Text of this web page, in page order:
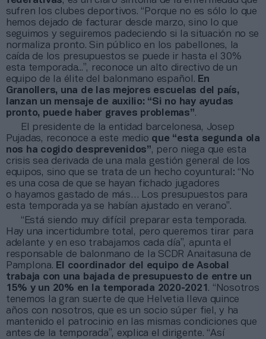
sufren los clubes deportivos. “Porque no es sólo lo que
hemos dejado de facturar desde marzo, sino lo que
seguimos y seguiremos padeciendo si la situación no se
normaliza pronto. Sin público en los pabellones, la
caída de los presupuestos se puede ir hasta el 30%
esta temporada...”, reconoce un alto directivo de un
equipo de la élite del balonmano español. En
Granollers, una de las mejores escuelas del país,
lanzan un mensaje de auxilio: “Si no hay ayudas
pronto, puede haber graves problemas”.
El presidente de la entidad barcelonesa, Josep
Pujadas, reconoce a este medio que “esta segunda ola
nos ha cogido desprevenidos”, pero niega que esta
crisis sea derivada de una mala gestión general de los
equipos, sino que se trata de un hecho coyuntural: “No
es una cosa de que se hayan fichado jugadores
o hayamos gastado de más… Los presupuestos para
esta temporada ya se habían ajustado en verano”.
“Está siendo muy difícil preparar esta temporada.
Hay una incertidumbre total, pero queremos tirar para
adelante y en eso trabajamos cada día”, apunta el
responsable de balonmano de la SCDR Anaitasuna de
Pamplona. El coordinador del equipo de Asobal
trabaja con una bajada de presupuesto de entre un
15% y un 20% en la temporada 2020-2021 . “Nosotros
tenemos la gran suerte de que Helvetia lleva quince
años con nosotros, que es un socio súper fiel, y ha
mantenido el patrocinio en las mismas condiciones que
antes de la temporada”, explica el dirigente. “Así